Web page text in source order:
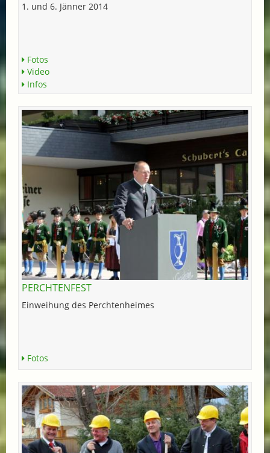
1. und 6. Jänner 2014
Fotos
Video
Infos
PERCHTENFEST
Einweihung des Perchtenheimes
Fotos